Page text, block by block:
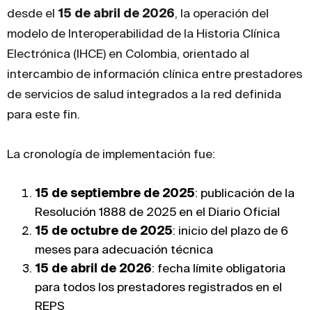
desde el 15 de abril de 2026, la operación del
modelo de Interoperabilidad de la Historia Clínica
Electrónica (IHCE) en Colombia, orientado al
intercambio de información clínica entre prestadores
de servicios de salud integrados a la red definida
para este fin.
La cronología de implementación fue:
15 de septiembre de 2025: publicación de la
Resolución 1888 de 2025 en el Diario Oficial
15 de octubre de 2025: inicio del plazo de 6
meses para adecuación técnica
15 de abril de 2026: fecha límite obligatoria
para todos los prestadores registrados en el
REPS